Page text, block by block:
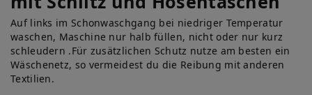
Auf links im Schonwaschgang bei niedriger Temperatur
waschen, Maschine nur halb füllen, nicht oder nur kurz
schleudern .Für zusätzlichen Schutz nutze am besten ein
Wäschenetz, so vermeidest du die Reibung mit anderen
Textilien.